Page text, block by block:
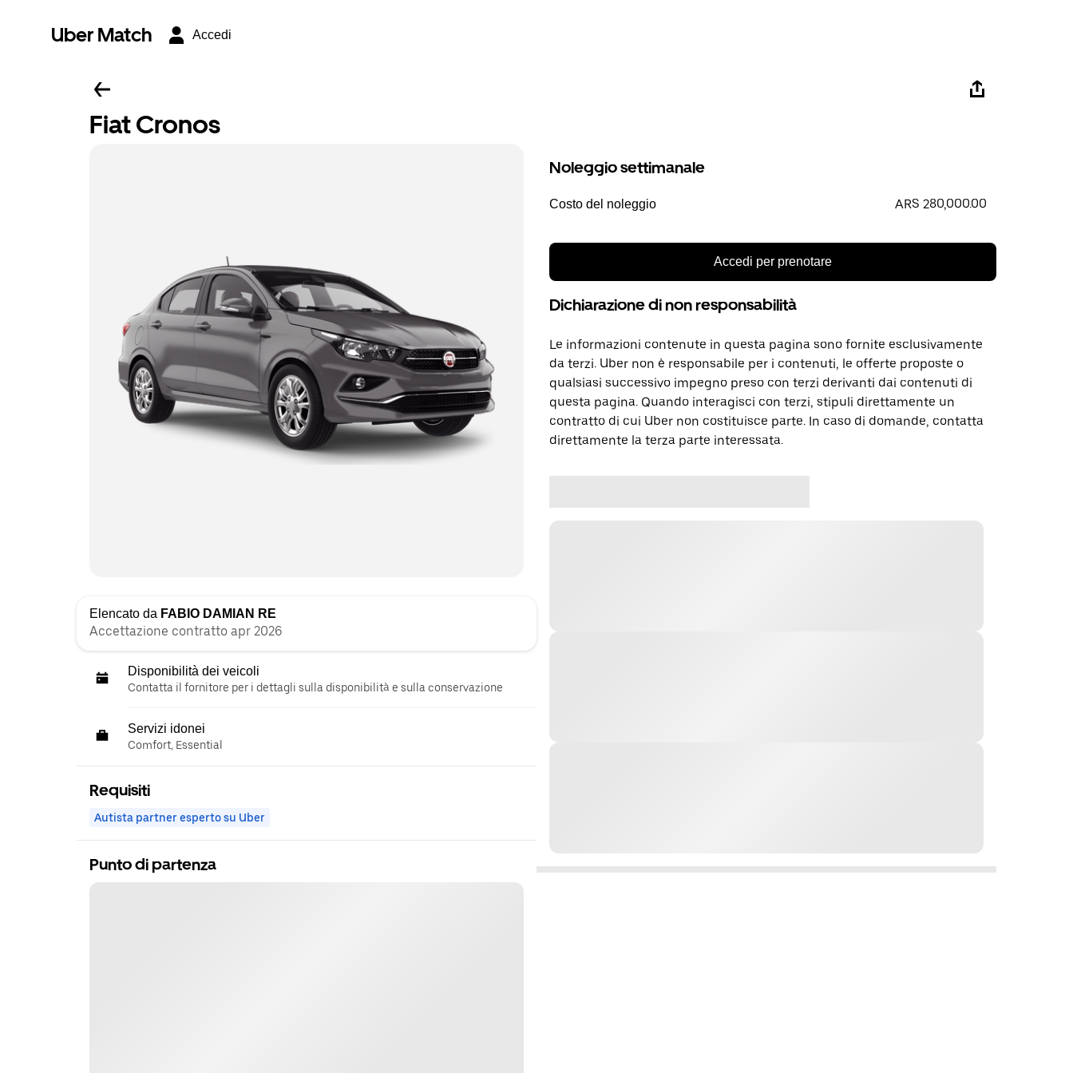
Uber Match Accedi
Fiat Cronos
Elencato da FABIO DAMIAN RE
Accettazione contratto apr 2026
Disponibilità dei veicoli
Contatta il fornitore per i dettagli sulla disponibilità e sulla conservazione
Servizi idonei
Comfort, Essential
Requisiti
Autista partner esperto su Uber
Punto di partenza
Noleggio settimanale
Costo del noleggio ARS 280,000.00
Accedi per prenotare
Dichiarazione di non responsabilità
Le informazioni contenute in questa pagina sono fornite esclusivamente
da terzi. Uber non è responsabile per i contenuti, le offerte proposte o
qualsiasi successivo impegno preso con terzi derivanti dai contenuti di
questa pagina. Quando interagisci con terzi, stipuli direttamente un
contratto di cui Uber non costituisce parte. In caso di domande, contatta
direttamente la terza parte interessata.